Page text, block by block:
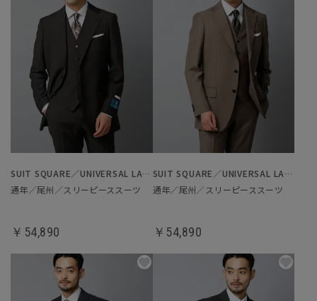
SUIT SQUARE／UNIVERSAL LANGUAGE
通年／尾州／スリーピーススーツ
￥54,890
SUIT SQUARE／UNIVERSAL LANGUAGE
通年／尾州／スリーピーススーツ
￥54,890